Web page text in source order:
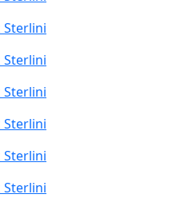
Sterlini
Sterlini
Sterlini
Sterlini
Sterlini
Sterlini